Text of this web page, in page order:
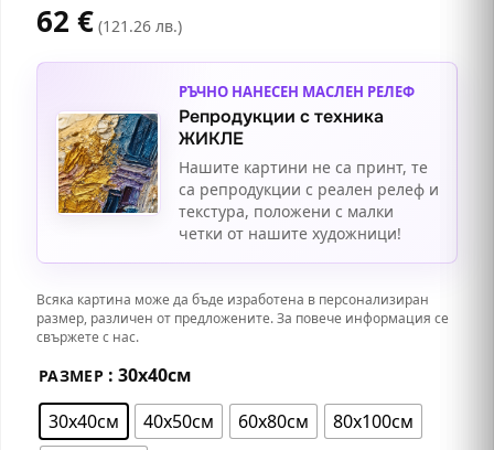
62 € (121.26 лв.)
РЪЧНО НАНЕСЕН МАСЛЕН РЕЛЕФ
Репродукции с техника
ЖИКЛЕ
Нашите картини не са принт, те
са репродукции с реален релеф и
текстура, положени с малки
четки от нашите художници!
Всяка картина може да бъде изработена в персонализиран
размер, различен от предложените. За повече информация се
свържете с нас.
РАЗМЕР : 30х40см
30х40см
40х50см 60х80см
80х100см